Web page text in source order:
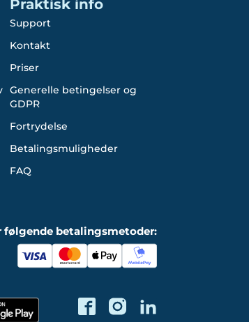
Praktisk info
Support
Kontakt
Priser
Generelle betingelser og
GDPR
Fortrydelse
Betalingsmuligheder
FAQ
følgende betalingsmetoder: